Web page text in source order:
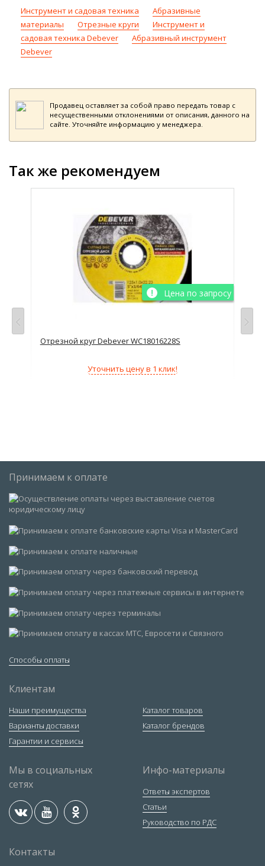
Инструмент и садовая техника
Абразивные
материалы
Отрезные круги
Инструмент и
садовая техника Debever
Абразивный инструмент
Debever
Продавец оставляет за собой право передать товар с
несущественными отклонениями от описания, данного на
сайте. Уточняйте информацию у менеджера.
Так же рекомендуем
Цена по запросу
Отрезной круг Debever WC18016228S
Уточнить цену в 1 клик!
Принимаем к оплате
Способы оплаты
Клиентам
Наши преимущества
Варианты доставки
Гарантии и сервисы
Каталог товаров
Каталог брендов
Мы в социальных
сетях
Инфо-материалы
Ответы экспертов
Статьи
Руководство по РДС
Контакты